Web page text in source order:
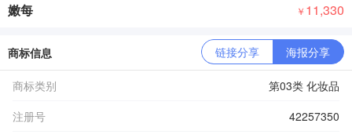
嫩每 ￥ 11,330
商标信息 链接分享 海报分享
商标类别
第03类 化妆品
注册号
42257350